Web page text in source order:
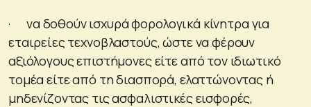
· να δοθούν ισχυρά φορολογικά κίνητρα για
εταιρείες τεχνοβλαστούς, ώστε να φέρουν
αξιόλογους επιστήμονες είτε από τον ιδιωτικό
τομέα είτε από τη διασπορά, ελαττώνοντας ή
μηδενίζοντας τις ασφαλιστικές εισφορές,